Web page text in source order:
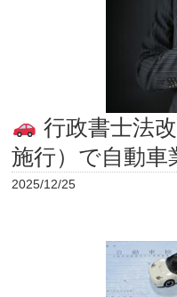
行政書士法
施行）で自動車
2025/12/25